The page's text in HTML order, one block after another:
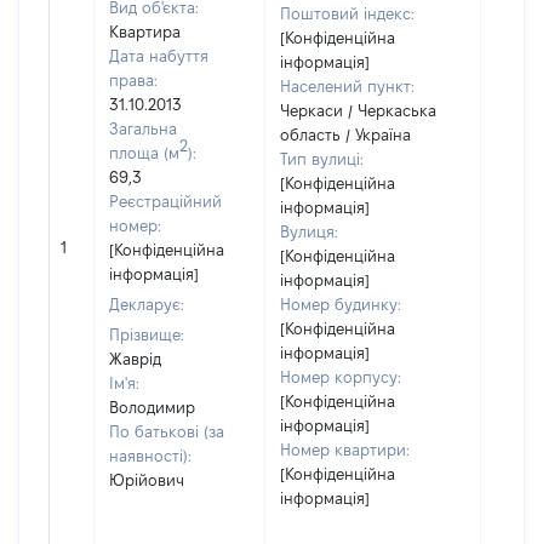
1
Вид об'єкта:
Квартира
Дата набуття
права:
31.10.2013
Загальна
площа (м2):
69,3
Реєстраційний
номер:
[Конфіденційна
інформація]
Декларує:
Прізвище:
Жаврід
Ім'я:
Володимир
По батькові (за
наявності):
Юрійович
Поштовий індекс:
[Конфіденційна
інформація]
Населений пункт:
Черкаси / Черкаська
область / Україна
Тип вулиці:
[Конфіденційна
інформація]
Вулиця:
[Конфіденційна
інформація]
Номер будинку:
[Конфіденційна
інформація]
Номер корпусу:
[Конфіденційна
інформація]
Номер квартири:
[Конфіденційна
інформація]